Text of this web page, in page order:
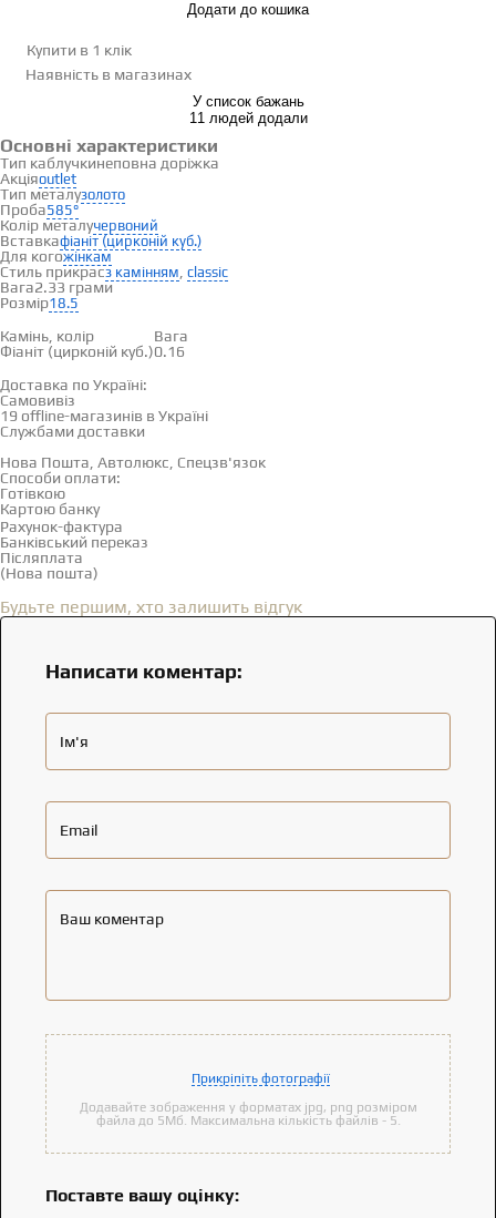
Додати до кошика
Купити в 1 клік
Наявність в магазинах
У список бажань
11 людей додали
Основні характеристики
Тип каблучкинеповна доріжка
Акціяoutlet
Тип металузолото
Проба585°
Колір металучервоний
Вставкафіаніт (цирконій куб.)
Для когожінкам
Стиль прикрасз камінням classic
Вага2.33 грами
Розмір18.5
Вставки
Камінь, колір
Вага
Фіаніт (цирконій куб.)0.16
Доставка і оплата
Доставка по Україні:
Самовивіз
19 offline-магазинів в Україні
Службами доставки
Нова Пошта, Автолюкс, Спецзв'язок
Способи оплати:
Готівкою
Картою банку
Рахунок-фактура
Банківський переказ
Післяплата
(Нова пошта)
Будьте першим, хто залишить відгук
Написати коментар:
Ім'я
Email
Ваш коментар
Прикріпіть фотографії
Додавайте зображення у форматах jpg, png розміром
файла до 5Мб. Максимальна кількість файлів - 5.
Поставте вашу оцінку: